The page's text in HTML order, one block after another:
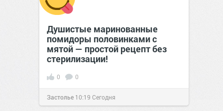
Душистые маринованные
помидоры половинками с
мятой — простой рецепт без
стерилизации!
0 0
Застолье 10:19 Сегодня